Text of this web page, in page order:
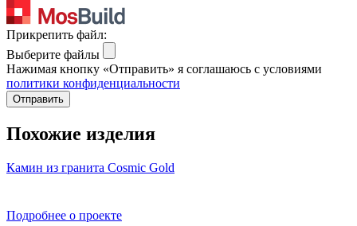
Прикрепить файл:
Выберите файлы
Нажимая кнопку «Отправить» я соглашаюсь с условиями
политики конфиденциальности
Отправить
Похожие изделия
Камин из гранита Cosmic Gold
Подробнее о проекте